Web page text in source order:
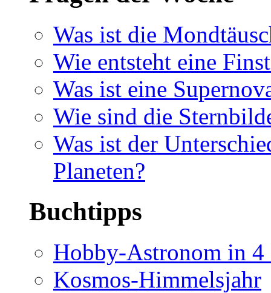
Was ist die
Wie entsteht eine
Was ist eine
Wie sind die
Was ist der
Planeten?
Buchtipps
Hobby-Astronom in 4
Kosmos-Himmelsjahr